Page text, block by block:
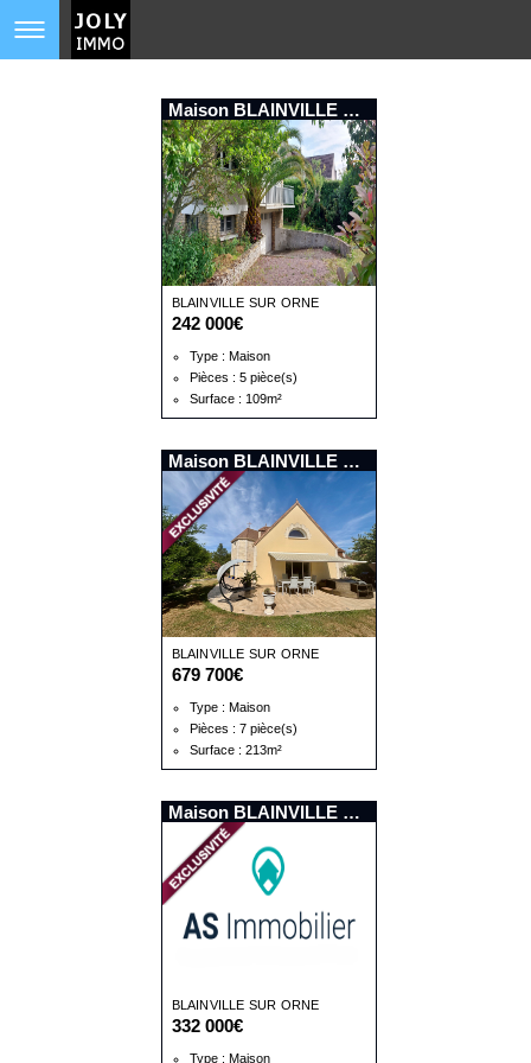
Maison BLAINVILLE SUR ORNE
BLAINVILLE SUR ORNE
242 000€
Type : Maison
Pièces : 5 pièce(s)
Surface : 109m²
Maison BLAINVILLE SUR ORNE
BLAINVILLE SUR ORNE
679 700€
Type : Maison
Pièces : 7 pièce(s)
Surface : 213m²
Maison BLAINVILLE SUR ORNE
BLAINVILLE SUR ORNE
332 000€
Type : Maison